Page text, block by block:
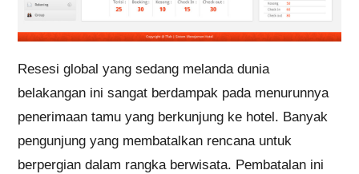
Resesi global yang sedang melanda dunia
belakangan ini sangat berdampak pada menurunnya
penerimaan tamu yang berkunjung ke hotel. Banyak
pengunjung yang membatalkan rencana untuk
berpergian dalam rangka berwisata. Pembatalan ini